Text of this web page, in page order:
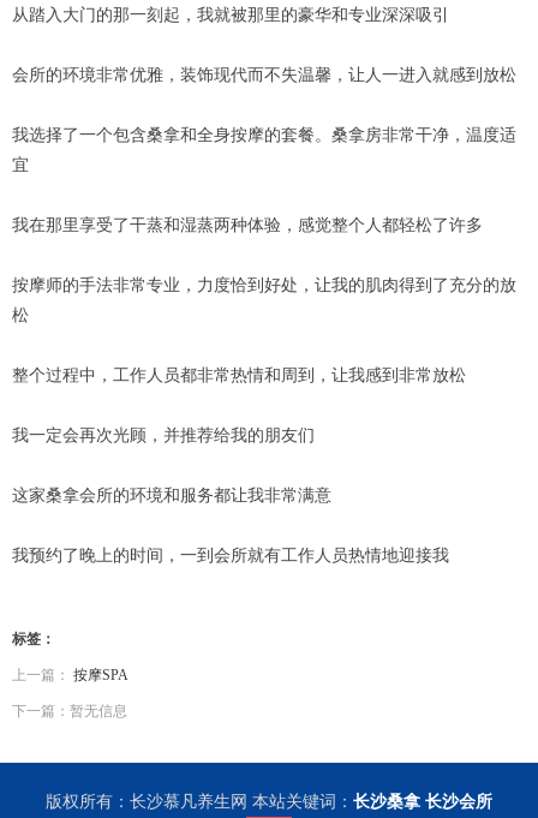
从踏入大门的那一刻起，我就被那里的豪华和专业深深吸引
会所的环境非常优雅，装饰现代而不失温馨，让人一进入就感到放松
我选择了一个包含桑拿和全身按摩的套餐。桑拿房非常干净，温度适
宜
我在那里享受了干蒸和湿蒸两种体验，感觉整个人都轻松了许多
按摩师的手法非常专业，力度恰到好处，让我的肌肉得到了充分的放
松
整个过程中，工作人员都非常热情和周到，让我感到非常放松
我一定会再次光顾，并推荐给我的朋友们
这家桑拿会所的环境和服务都让我非常满意
我预约了晚上的时间，一到会所就有工作人员热情地迎接我
标签：
上一篇： 按摩SPA
下一篇：暂无信息
版权所有：长沙慕凡养生网 本站关键词： 长沙桑拿 长沙会所